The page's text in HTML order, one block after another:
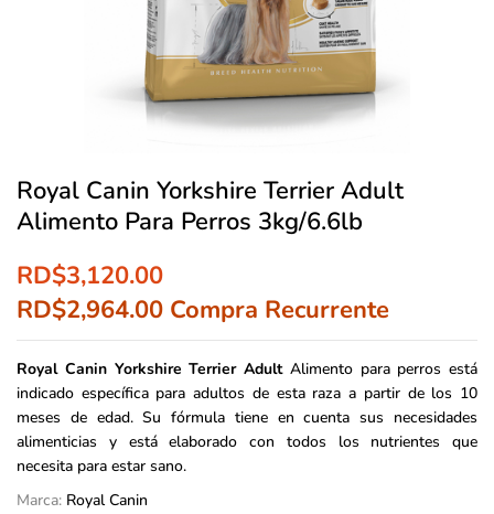
Royal Canin Yorkshire Terrier Adult
Alimento Para Perros 3kg/6.6lb
RD$3,120.00
RD$2,964.00 Compra Recurrente
Royal Canin Yorkshire Terrier AdultAlimento para perros está
indicado específica para adultos de esta raza a partir de los 10
meses de edad. Su fórmula tiene en cuenta sus necesidades
alimenticias y está elaborado con todos los nutrientes que
necesita para estar sano.
Marca: Royal Canin